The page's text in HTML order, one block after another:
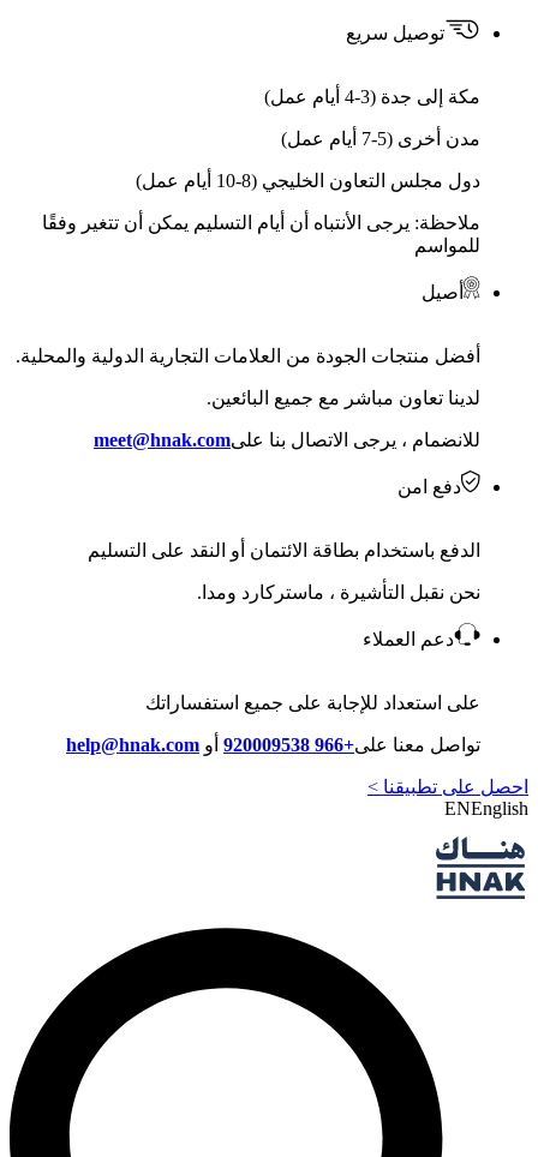
توصيل سريع
مكة إلى جدة (3-4 أيام عمل)
مدن أخرى (5-7 أيام عمل)
دول مجلس التعاون الخليجي (8-10 أيام عمل)
ملاحظة: يرجى الأنتباه أن أيام التسليم يمكن أن تتغير وفقًا
للمواسم
أصيل
أفضل منتجات الجودة من العلامات التجارية الدولية والمحلية.
لدينا تعاون مباشر مع جميع البائعين.
للانضمام ، يرجى الاتصال بنا علىmeet@hnak.com
دفع امن
الدفع باستخدام بطاقة الائتمان أو النقد على التسليم
نحن نقبل التأشيرة ، ماستركارد ومدا.
دعم العملاء
على استعداد للإجابة على جميع استفساراتك
تواصل معنا على+966 920009538 أو help@hnak.com
احصل على تطبيقنا >
ENEnglish